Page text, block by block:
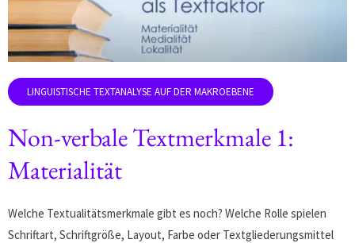
Non-verbale Textmerkmale 1:
Materialität
Welche Textualitätsmerkmale gibt es noch? Welche Rolle spielen
Schriftart, Schriftgröße, Layout, Farbe oder Textgliederungsmittel